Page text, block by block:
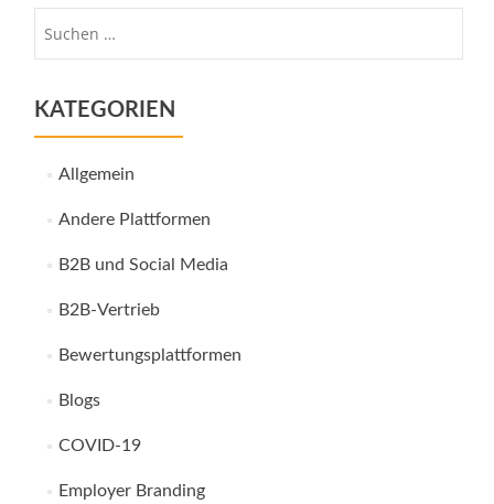
KATEGORIEN
Allgemein
Andere Plattformen
B2B und Social Media
B2B-Vertrieb
Bewertungsplattformen
Blogs
COVID-19
Employer Branding